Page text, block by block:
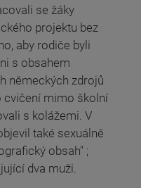
se žáky
projektu bez
aby rodiče byli
s obsahem
německých zdrojů
cvičení mimo školní
s kolážemi. V
také sexuálně
obsah" ;
dva muži.